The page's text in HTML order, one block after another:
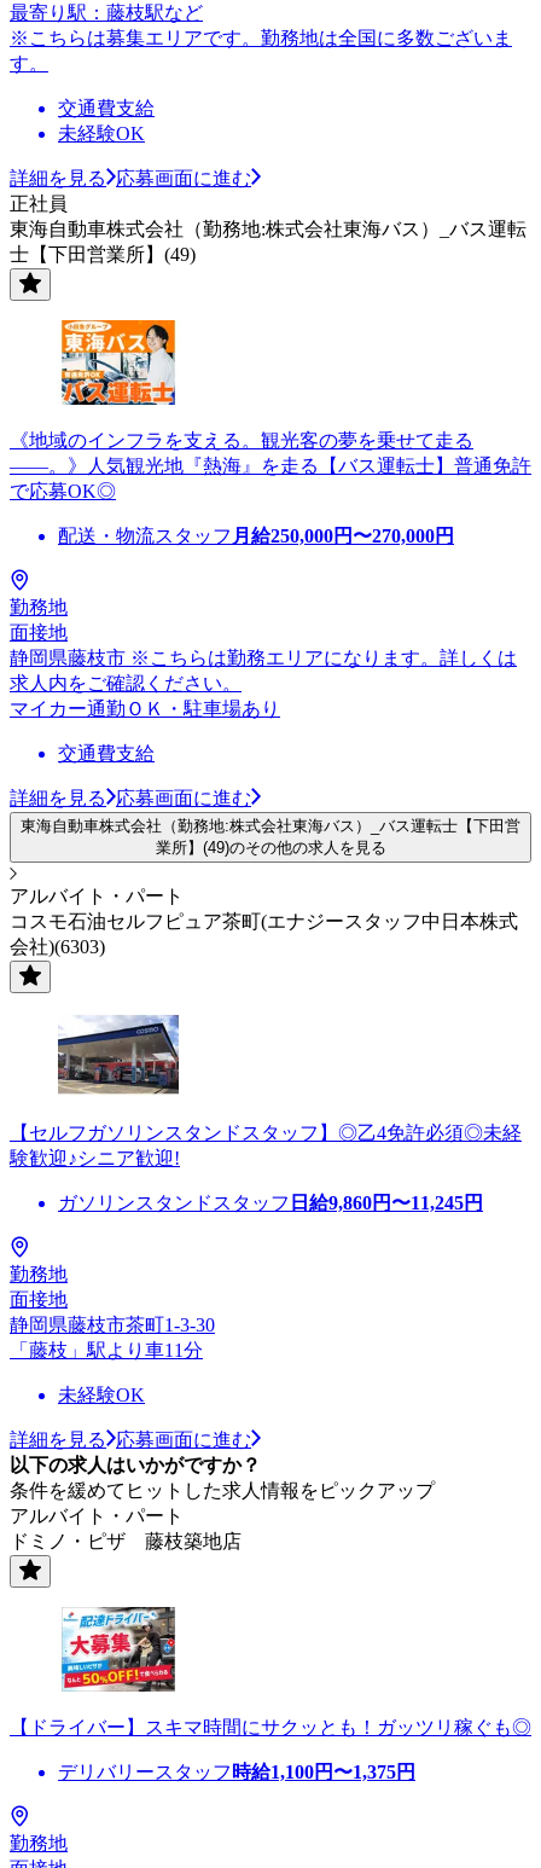
最寄り駅：藤枝駅など
※こちらは募集エリアです。勤務地は全国に多数ございま
す。
交通費支給
未経験OK
詳細を見る
応募画面に進む
正社員
東海自動車株式会社（勤務地:株式会社東海バス）_バス運転
士【下田営業所】(49)
《地域のインフラを支える。観光客の夢を乗せて走る
――。》人気観光地『熱海』を走る【バス運転士】普通免許
で応募OK◎
配送・物流スタッフ 月給250,000円〜270,000円
勤務地
面接地
静岡県藤枝市 ※こちらは勤務エリアになります。詳しくは
求人内をご確認ください。
マイカー通勤ＯＫ・駐車場あり
交通費支給
詳細を見る 応募画面に進む
東海自動車株式会社（勤務地:株式会社東海バス）_バス運転士【下田営
業所】(49)のその他の求人を見る
アルバイト・パート
コスモ石油セルフピュア茶町(エナジースタッフ中日本株式
会社)(6303)
【セルフガソリンスタンドスタッフ】◎乙4免許必須◎未経
験歓迎♪シニア歓迎!
ガソリンスタンドスタッフ 日給9,860円〜11,245円
勤務地
面接地
静岡県藤枝市茶町1-3-30
「藤枝」駅より車11分
未経験OK
詳細を見る
応募画面に進む
以下の求人はいかがですか？
条件を緩めてヒットした求人情報をピックアップ
アルバイト・パート
ドミノ・ピザ 藤枝築地店
【ドライバー】スキマ時間にサクッとも！ガッツリ稼ぐも◎
デリバリースタッフ 時給1,100円〜1,375円
勤務地